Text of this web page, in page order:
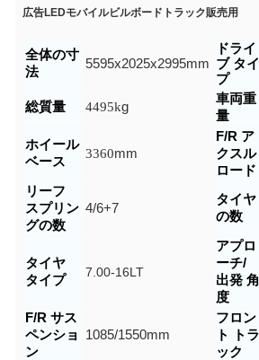
広告LEDモバイルビルボードトラック販売用
全体の寸
法
5595x2025x2995mm
ドライ
ブ タイ
プ
総質量 4495kg
車両重
量
ホイール
ベース
3360mm
F/R ア
クスル
ロード
リーフ
スプリン
グの数
4/6+7
タイヤ
の数
タイヤ
タイプ
7.00-16LT
アプロ
ーチ/
出発 角
度
F/R サス
ペンショ
ン
1085/1550mm
フロン
ト トラ
ック